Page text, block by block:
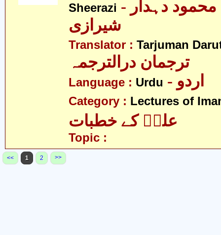
Sheerazi - محمد بن محمود دہدار
شیرازی
Translator : Tarjuman
ترجمان درالترجمہ
Language : Urdu - اردو
Category : Lectures of
علیؑ کے خطبات
Topic :
<< 1 2 >>